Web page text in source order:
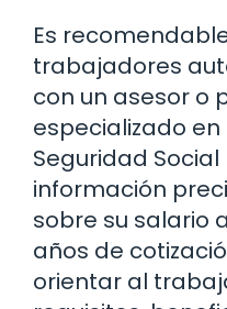
Es
trabajadores
con un asesor o
especializado
Seguridad
información
sobre su salario
años de
orientar al